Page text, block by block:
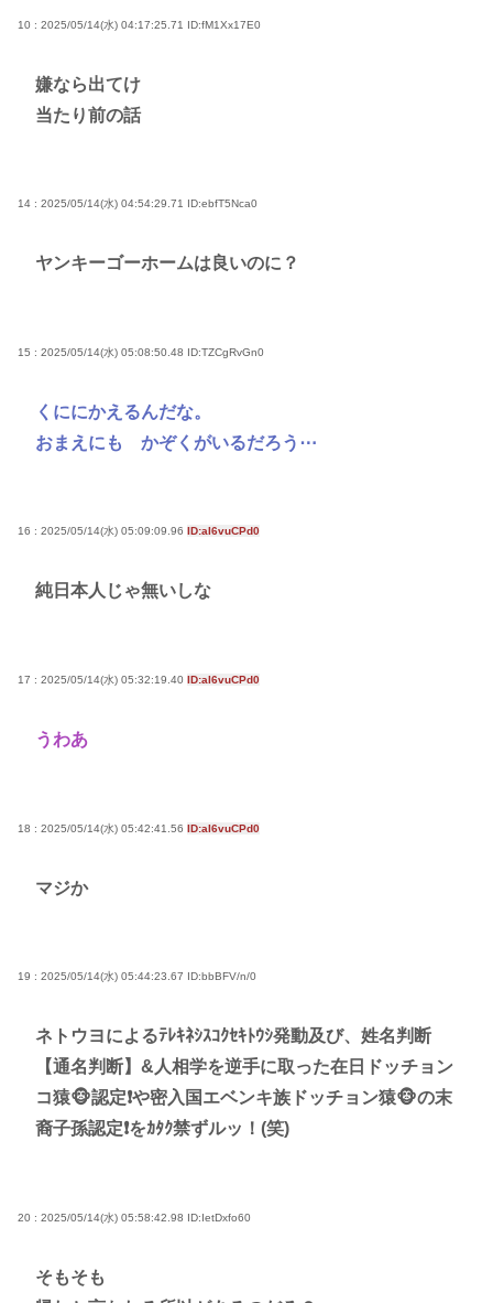
10 : 2025/05/14(水) 04:17:25.71 ID:fM1Xx17E0
嫌なら出てけ
当たり前の話
14 : 2025/05/14(水) 04:54:29.71 ID:ebfT5Nca0
ヤンキーゴーホームは良いのに？
15 : 2025/05/14(水) 05:08:50.48 ID:TZCgRvGn0
くににかえるんだな。
おまえにも かぞくがいるだろう⋯
16 : 2025/05/14(水) 05:09:09.96 ID:aI6vuCPd0
純日本人じゃ無いしな
17 : 2025/05/14(水) 05:32:19.40 ID:aI6vuCPd0
うわあ
18 : 2025/05/14(水) 05:42:41.56 ID:aI6vuCPd0
マジか
19 : 2025/05/14(水) 05:44:23.67 ID:bbBFV/n/0
ネトウヨによるﾃﾚｷﾈｼｽｺｸｾｷﾄｳｼ発動及び、姓名判断
【通名判断】&人相学を逆手に取った在日ドッチョン
コ猿🐵認定❗や密入国エベンキ族ドッチョン猿🐵の末
裔子孫認定❗をｶﾀｸ禁ずルッ！(笑)
20 : 2025/05/14(水) 05:58:42.98 ID:IetDxfo60
そもそも